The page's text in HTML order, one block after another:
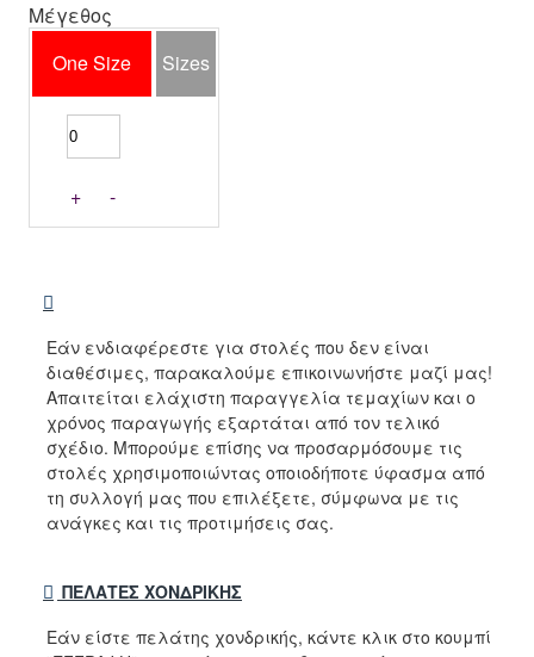
Μέγεθος
One Size
Sizes
+ -
Εάν ενδιαφέρεστε για στολές που δεν είναι
διαθέσιμες, παρακαλούμε επικοινωνήστε μαζί μας!
Απαιτείται ελάχιστη παραγγελία τεμαχίων και ο
χρόνος παραγωγής εξαρτάται από τον τελικό
σχέδιο. Μπορούμε επίσης να προσαρμόσουμε τις
στολές χρησιμοποιώντας οποιοδήποτε ύφασμα από
τη συλλογή μας που επιλέξετε, σύμφωνα με τις
ανάγκες και τις προτιμήσεις σας.
ΠΕΛΆΤΕΣ ΧΟΝΔΡΙΚΉΣ
Εάν είστε πελάτης χονδρικής, κάντε κλικ στο κουμπί